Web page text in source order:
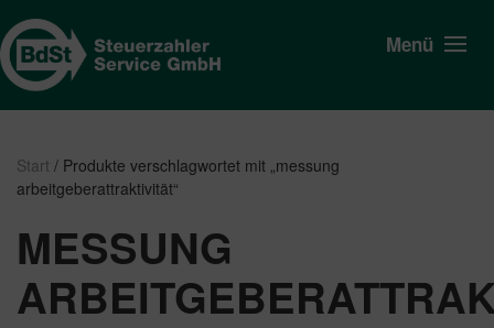
Menü
Start / Produkte verschlagwortet mit „messung
arbeitgeberattraktivität“
MESSUNG